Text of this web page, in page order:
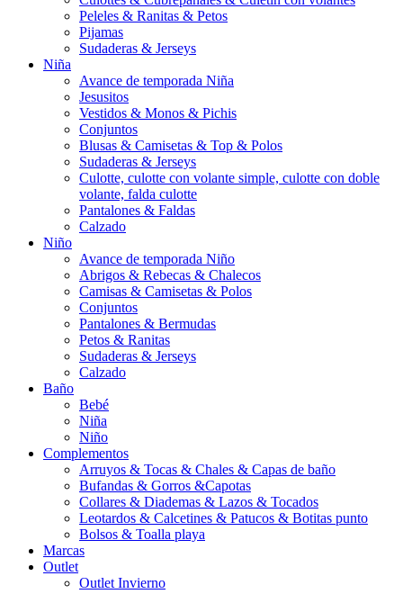
Peleles & Ranitas & Petos
Pijamas
Sudaderas & Jerseys
Niña
Avance de temporada Niña
Jesusitos
Vestidos & Monos & Pichis
Conjuntos
Blusas & Camisetas & Top & Polos
Sudaderas & Jerseys
Culotte, culotte con volante simple, culotte con doble
volante, falda culotte
Pantalones & Faldas
Calzado
Niño
Avance de temporada Niño
Abrigos & Rebecas & Chalecos
Camisas & Camisetas & Polos
Conjuntos
Pantalones & Bermudas
Petos & Ranitas
Sudaderas & Jerseys
Calzado
Baño
Bebé
Niña
Niño
Complementos
Arruyos & Tocas & Chales & Capas de baño
Bufandas & Gorros &Capotas
Collares & Diademas & Lazos & Tocados
Leotardos & Calcetines & Patucos & Botitas punto
Bolsos & Toalla playa
Marcas
Outlet
Outlet Invierno